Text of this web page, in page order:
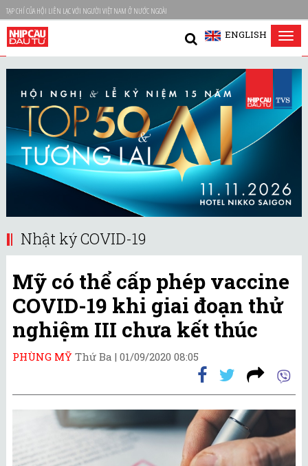
TẠP CHÍ CỦA HỘI LIÊN LẠC VỚI NGƯỜI VIỆT NAM Ở NƯỚC NGOÀI
ENGLISH
Nhật ký COVID-19
Mỹ có thể cấp phép vaccine
COVID-19 khi giai đoạn thử
nghiệm III chưa kết thúc
PHÙNG MỸ Thứ Ba | 01/09/2020 08:05